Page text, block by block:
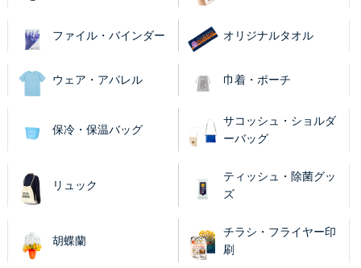
ファイル・バインダー オリジナルタオル
ウェア・アパレル 巾着・ポーチ
保冷・保温バッグ
サコッシュ・ショルダ
ーバッグ
リュック
ティッシュ・除菌グッ
ズ
胡蝶蘭
チラシ・フライヤー印
刷